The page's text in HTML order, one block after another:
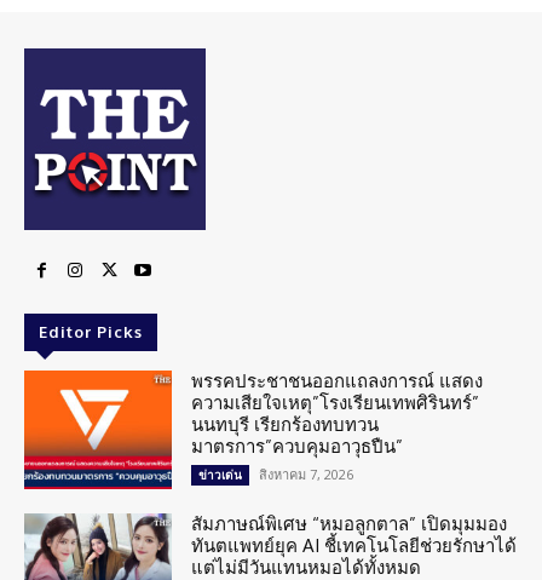
Editor Picks
พรรคประชาชนออกแถลงการณ์ แสดง
ความเสียใจเหตุ”โรงเรียนเทพศิรินทร์”
นนทบุรี เรียกร้องทบทวน
มาตรการ”ควบคุมอาวุธปืน”
ข่าวเด่น สิงหาคม 7, 2026
สัมภาษณ์พิเศษ “หมอลูกตาล” เปิดมุมมอง
ทันตแพทย์ยุค AI ชี้เทคโนโลยีช่วยรักษาได้
แต่ไม่มีวันแทนหมอได้ทั้งหมด